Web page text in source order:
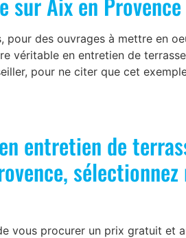
des ouvrages à mettre en
véritable en entretien de
pour ne citer que cet
entretien de
vous procurer un prix gratuit et